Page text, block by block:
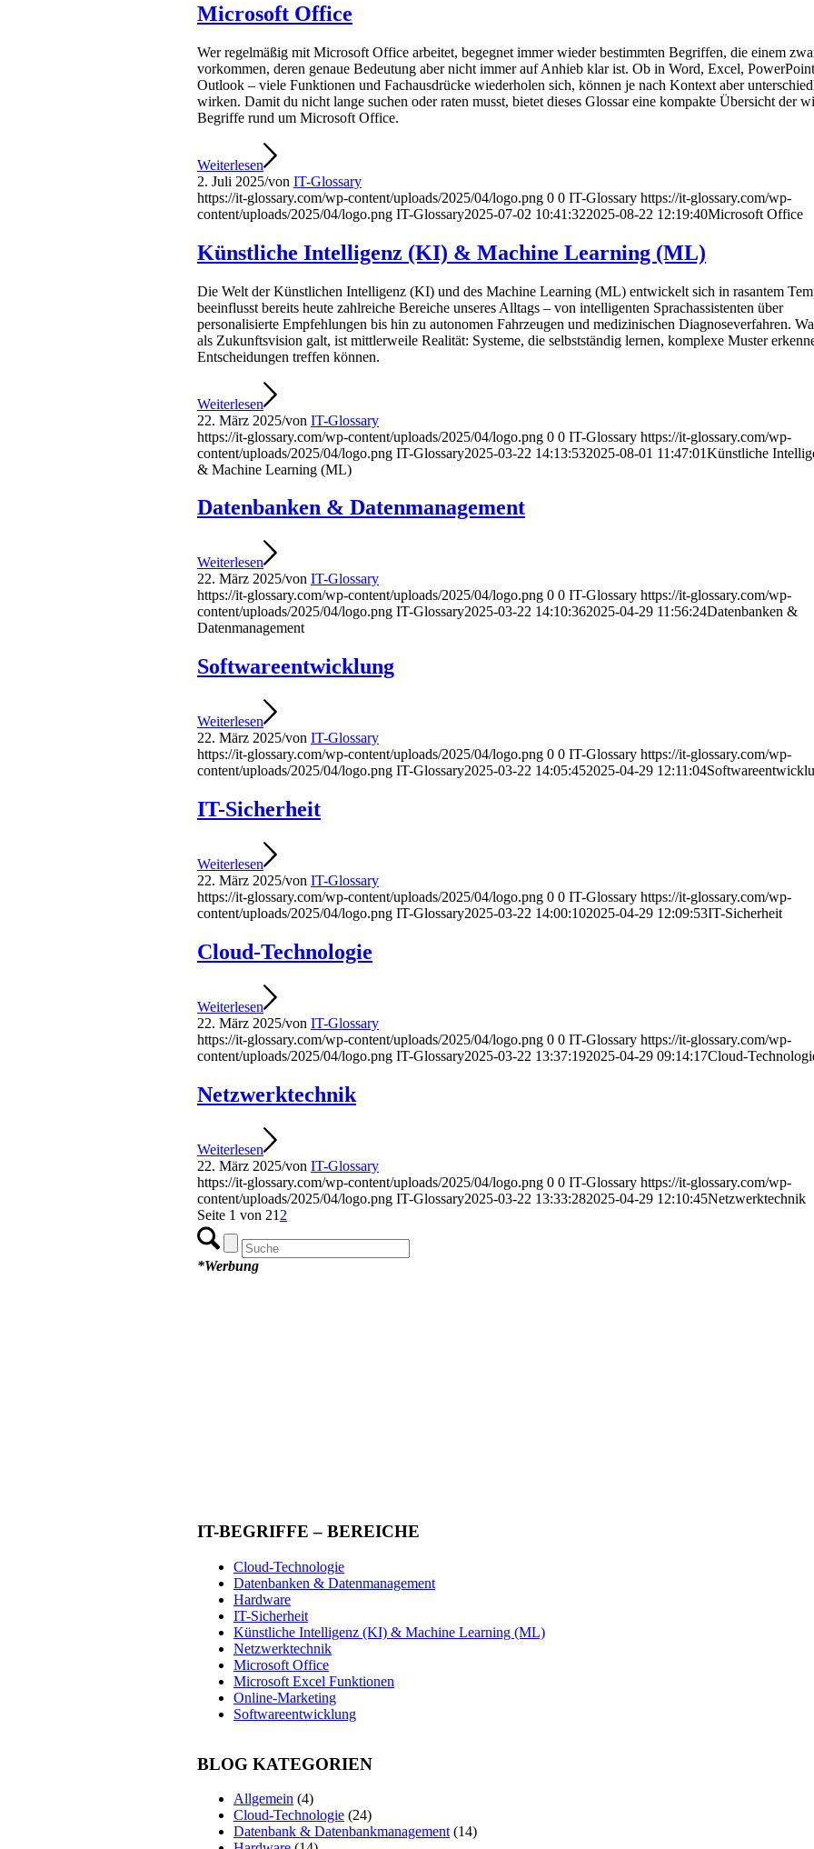
Microsoft Office
Wer regelmäßig mit Microsoft Office arbeitet, begegnet immer wieder bestimmten Begriffen, die einem
vorkommen, deren genaue Bedeutung aber nicht immer auf Anhieb klar ist. Ob in Word, Excel,
Outlook – viele Funktionen und Fachausdrücke wiederholen sich, können je nach Kontext aber
wirken. Damit du nicht lange suchen oder raten musst, bietet dieses Glossar eine kompakte Übersicht der
Begriffe rund um Microsoft Office.
Weiterlesen
2. Juli 2025/von IT-Glossary
https://it-glossary.com/wp-content/uploads/2025/04/logo.png 0 0 IT-Glossary https://it-glossary.com/wp-
content/uploads/2025/04/logo.png IT-Glossary2025-07-02 10:41:322025-08-22 12:19:40Microsoft Office
Künstliche Intelligenz (KI) & Machine Learning (ML)
Die Welt der Künstlichen Intelligenz (KI) und des Machine Learning (ML) entwickelt sich in rasantem
beeinflusst bereits heute zahlreiche Bereiche unseres Alltags – von intelligenten Sprachassistenten über
personalisierte Empfehlungen bis hin zu autonomen Fahrzeugen und medizinischen Diagnoseverfahren.
als Zukunftsvision galt, ist mittlerweile Realität: Systeme, die selbstständig lernen, komplexe Muster
Entscheidungen treffen können.
Weiterlesen
22. März 2025/von IT-Glossary
https://it-glossary.com/wp-content/uploads/2025/04/logo.png 0 0 IT-Glossary https://it-glossary.com/wp-
content/uploads/2025/04/logo.png IT-Glossary2025-03-22 14:13:532025-08-01 11:47:01Künstliche
& Machine Learning (ML)
Datenbanken & Datenmanagement
Weiterlesen
22. März 2025/von IT-Glossary
https://it-glossary.com/wp-content/uploads/2025/04/logo.png 0 0 IT-Glossary https://it-glossary.com/wp-
content/uploads/2025/04/logo.png IT-Glossary2025-03-22 14:10:362025-04-29 11:56:24Datenbanken &
Datenmanagement
Softwareentwicklung
Weiterlesen
22. März 2025/von IT-Glossary
https://it-glossary.com/wp-content/uploads/2025/04/logo.png 0 0 IT-Glossary https://it-glossary.com/wp-
content/uploads/2025/04/logo.png IT-Glossary2025-03-22 14:05:452025-04-29 12:11:04
IT-Sicherheit
Weiterlesen
22. März 2025/von IT-Glossary
https://it-glossary.com/wp-content/uploads/2025/04/logo.png 0 0 IT-Glossary https://it-glossary.com/wp-
content/uploads/2025/04/logo.png IT-Glossary2025-03-22 14:00:102025-04-29 12:09:53IT-Sicherheit
Cloud-Technologie
Weiterlesen
22. März 2025/von IT-Glossary
https://it-glossary.com/wp-content/uploads/2025/04/logo.png 0 0 IT-Glossary https://it-glossary.com/wp-
content/uploads/2025/04/logo.png IT-Glossary2025-03-22 13:37:192025-04-29 09:14:17Cloud-
Netzwerktechnik
Weiterlesen
22. März 2025/von IT-Glossary
https://it-glossary.com/wp-content/uploads/2025/04/logo.png 0 0 IT-Glossary https://it-glossary.com/wp-
content/uploads/2025/04/logo.png IT-Glossary2025-03-22 13:33:282025-04-29 12:10:45Netzwerktechnik
Seite 1 von 21 2
*Werbung
IT-BEGRIFFE – BEREICHE
Cloud-Technologie
Datenbanken & Datenmanagement
Hardware
IT-Sicherheit
Künstliche Intelligenz (KI) & Machine Learning (ML)
Netzwerktechnik
Microsoft Office
Microsoft Excel Funktionen
Online-Marketing
Softwareentwicklung
BLOG KATEGORIEN
Allgemein (4)
Cloud-Technologie (24)
Datenbank & Datenbankmanagement(14)